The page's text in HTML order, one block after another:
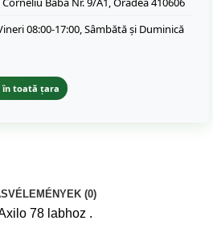
08:00-17:00, Sâmbătă și Duminică
în toată țara
VÉLEMÉNYEK (0)
78 labhoz .